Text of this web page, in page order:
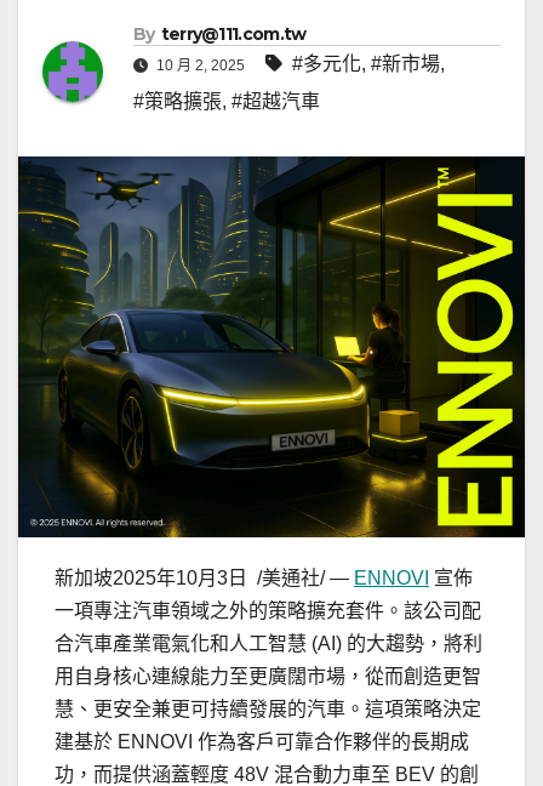
By terry@111.com.tw
10 月 2, 2025 #多元化, #新市場,
#策略擴張, #超越汽車
新加坡2025年10月3日 /美通社/ — ENNOVI 宣佈
一項專注汽車領域之外的策略擴充套件。該公司配
合汽車產業電氣化和人工智慧 (AI) 的大趨勢，將利
用自身核心連線能力至更廣闊市場，從而創造更智
慧、更安全兼更可持續發展的汽車。這項策略決定
建基於 ENNOVI 作為客戶可靠合作夥伴的長期成
功，而提供涵蓋輕度 48V 混合動力車至 BEV 的創